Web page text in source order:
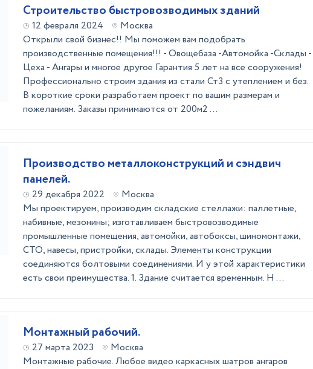
Строительство быстровозводимых зданий
12 февраля 2024
Москва
Открыли свой бизнес!! Мы поможем вам подобрать
производственные помещения!!! - Овощебаза -Автомойка -Склады -
Цеха - Ангары и многое другое Гарантия 5 лет на все сооружения!
Профессионально строим здания из стали Ст3 с утеплением и без.
В короткие сроки разработаем проект по вашим размерам и
пожеланиям. Заказы принимаются от 200м2 ...
Производство металлоконструкций и сэндвич
панелей.
29 декабря 2022
Москва
Мы проектируем, производим складские стеллажи: паллетные,
набивные, мезонины; изготавливаем быстровозводимые
промышленные помещения, автомойки, автобоксы, шиномонтажи,
СТО, навесы, пристройки, склады. Элементы конструкции
соединяются болтовыми соединениями. И у этой характеристики
есть свои преимущества. 1. Здание считается временным. Н ...
Монтажный рабочий.
27 марта 2023
Москва
Монтажные рабочие. Любое видео каркасных шатров ангаров